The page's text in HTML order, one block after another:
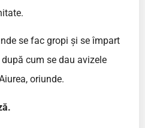
se fac gropi și se împart
cum se dau avizele
oriunde.